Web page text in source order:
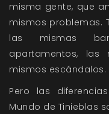
misma gente, que
mismos problemas.
las mismas
apartamentos, las
mismos escándalos.
Pero las
Mundo de Tinieblas